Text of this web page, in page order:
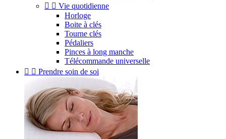
  Vie quotidienne
Horloge
Boite à clés
Tourne clés
Pédaliers
Pinces à long manche
Télécommande universelle
  Prendre soin de soi